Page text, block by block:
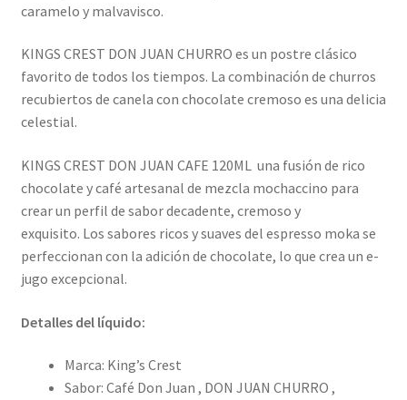
caramelo y malvavisco.
KINGS CREST DON JUAN CHURRO es un postre clásico
favorito de todos los tiempos. La combinación de churros
recubiertos de canela con chocolate cremoso es una delicia
celestial.
KINGS CREST DON JUAN CAFE 120ML una fusión de rico
chocolate y café artesanal de mezcla mochaccino para
crear un perfil de sabor decadente, cremoso y
exquisito. Los sabores ricos y suaves del espresso moka se
perfeccionan con la adición de chocolate, lo que crea un e-
jugo excepcional.
Detalles del líquido:
Marca: King’s Crest
Sabor: Café Don Juan , DON JUAN CHURRO ,